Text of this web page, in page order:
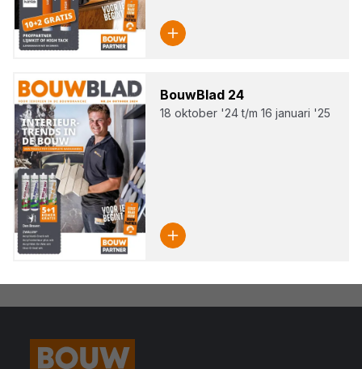
Bouw­Blad 24
18 oktober '24 t/m 16 januari '25